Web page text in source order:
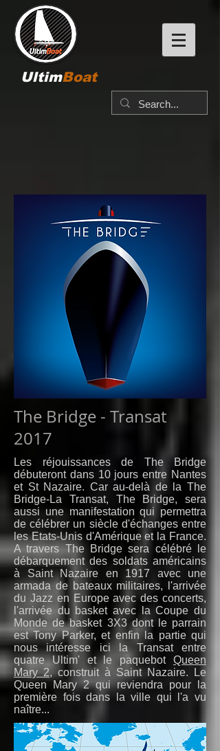
UltimBoat
The Bridge - Transat
2017
Les réjouissances de The Bridge
débuteront dans 10 jours entre Nantes
et St Nazaire. Car au-delà de la The
Bridge-La Transat, The Bridge, sera
aussi une manifestation qui permettra
de célébrer un siècle d'échanges entre
les Etats-Unis d'Amérique et la France.
A travers The Bridge sera célébré le
débarquement des soldats américains
à Saint Nazaire en 1917 avec une
armada de bateaux militaires, l'arrivée
du Jazz en Europe avec des concerts,
l'arrivée du basket avec la Coupe du
Monde de basket 3X3 dont le parrain
est Tony Parker, et enfin la partie qui
nous intéresse ici la Transat entre
quatre Ultim' et le paquebot Queen
Mary 2, construit à Saint Nazaire. Le
Queen Mary 2 qui reviendra pour la
première fois dans la ville qui l'a vu
naître...